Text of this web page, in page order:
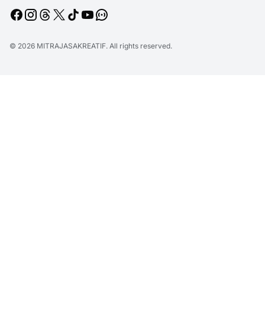
© 2026 MITRAJASAKREATIF. All rights reserved.